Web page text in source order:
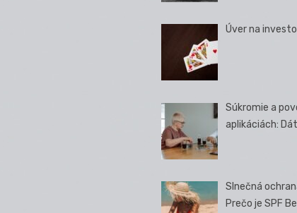
Úver na
Súkromie a
aplikáciách:
Slnečná
Prečo je SPF